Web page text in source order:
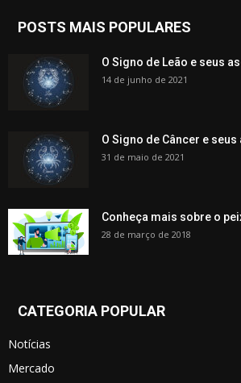
POSTS MAIS POPULARES
O Signo de Leão e seus
14 de junho de 2021
O Signo de Câncer e
31 de maio de 2021
Conheça mais sobre o
28 de março de 2018
CATEGORIA POPULAR
Notícias
Mercado